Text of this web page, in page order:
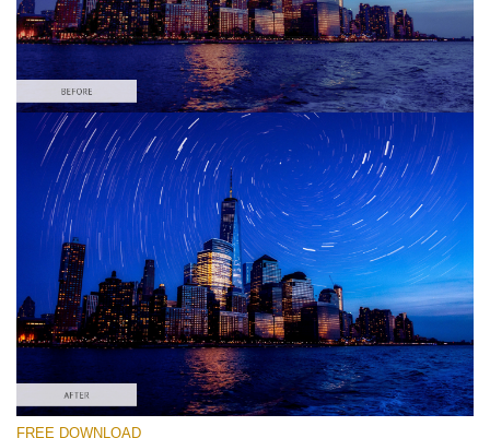
Por favor selecione
Free PNG Overlay #7
Small 800*533px
Night Sky
(40 Overlays)
Large 6000*4000px
FREE DOWNLOAD